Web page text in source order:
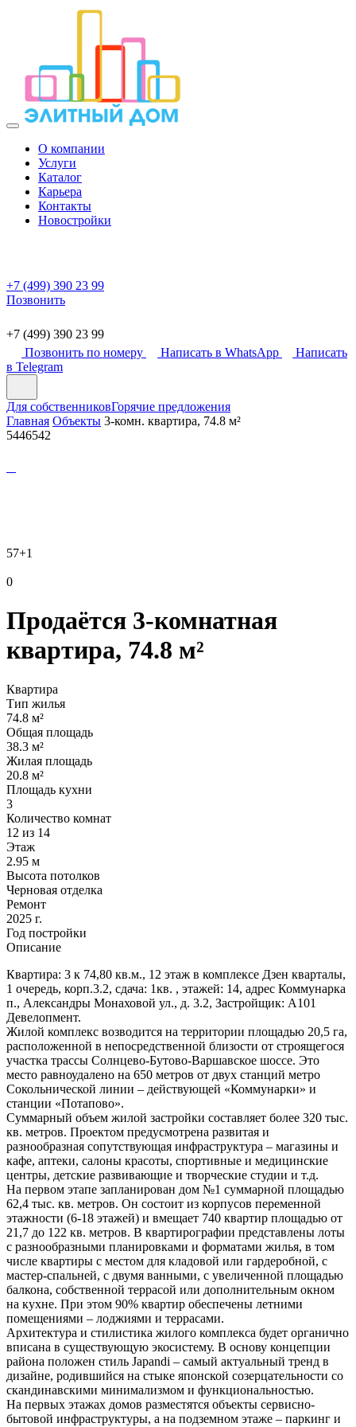
О компании
Услуги
Каталог
Карьера
Контакты
Новостройки
+7 (499) 390 23 99
Позвонить
+7 (499) 390 23 99
Позвонить по номеру
Написать в WhatsApp
Написать
в Telegram
Для собственниковГорячие предложения
Главная Объекты 3-комн. квартира, 74.8 м²
5446542
57+1
0
Продаётся 3-комнатная
квартира, 74.8 м²
Квартира
Тип жилья
74.8 м²
Общая площадь
38.3 м²
Жилая площадь
20.8 м²
Площадь кухни
3
Количество комнат
12 из 14
Этаж
2.95 м
Высота потолков
Черновая отделка
Ремонт
2025 г.
Год постройки
Описание
Квартира: 3 к 74,80 кв.м., 12 этаж в комплексе Дзен кварталы,
1 очередь, корп.3.2, сдача: 1кв. , этажей: 14, адрес Коммунарка
п., Александры Монаховой ул., д. 3.2, Застройщик: А101
Девелопмент.
Жилой комплекс возводится на территории площадью 20,5 га,
расположенной в непосредственной близости от строящегося
участка трассы Солнцево-Бутово-Варшавское шоссе. Это
место равноудалено на 650 метров от двух станций метро
Сокольнической линии – действующей «Коммунарки» и
станции «Потапово».
Суммарный объем жилой застройки составляет более 320 тыс.
кв. метров. Проектом предусмотрена развитая и
разнообразная сопутствующая инфраструктура – магазины и
кафе, аптеки, салоны красоты, спортивные и медицинские
центры, детские развивающие и творческие студии и т.д.
На первом этапе запланирован дом №1 суммарной площадью
62,4 тыс. кв. метров. Он состоит из корпусов переменной
этажности (6-18 этажей) и вмещает 740 квартир площадью от
21,7 до 122 кв. метров. В квартирографии представлены лоты
с разнообразными планировками и форматами жилья, в том
числе квартиры с местом для кладовой или гардеробной, с
мастер-спальней, с двумя ванными, с увеличенной площадью
балкона, собственной террасой или дополнительным окном
на кухне. При этом 90% квартир обеспечены летними
помещениями – лоджиями и террасами.
Архитектура и стилистика жилого комплекса будет органично
вписана в существующую экосистему. В основу концепции
района положен стиль Japandi – самый актуальный тренд в
дизайне, родившийся на стыке японской созерцательности со
скандинавскими минимализмом и функциональностью.
На первых этажах домов разместятся объекты сервисно-
бытовой инфраструктуры, а на подземном этаже – паркинг и